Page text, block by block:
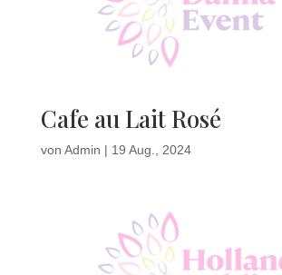
Cafe au Lait Rosé
von Admin | 19 Aug., 2024